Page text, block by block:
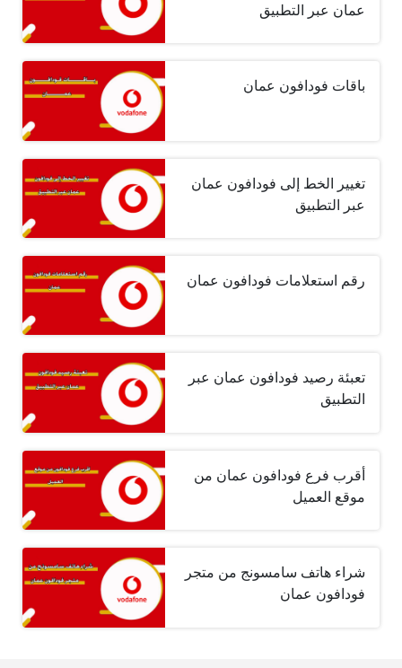
عمان عبر التطبيق
باقات فودافون عمان
تغيير الخط إلى فودافون عمان
عبر التطبيق
رقم استعلامات فودافون عمان
تعبئة رصيد فودافون عمان عبر
التطبيق
أقرب فرع فودافون عمان من
موقع العميل
شراء هاتف سامسونج من متجر
فودافون عمان